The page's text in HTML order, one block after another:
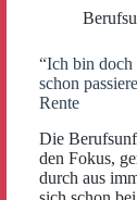
“Ich bin
schon
Rente
Die
den Fokus,
durch aus